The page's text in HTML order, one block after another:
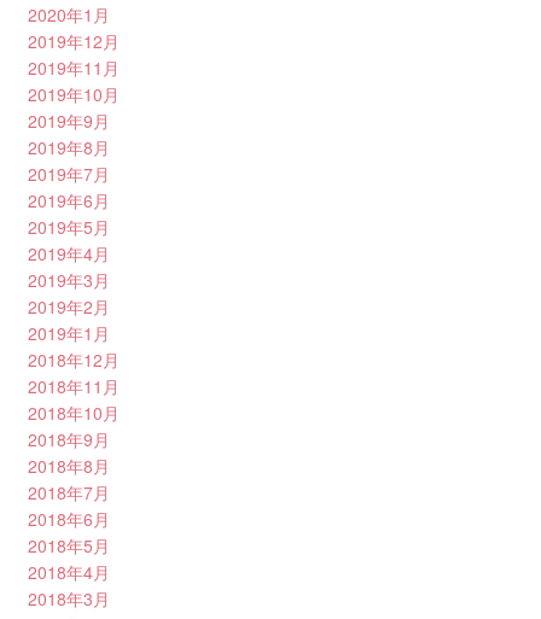
2020年1月
2019年12月
2019年11月
2019年10月
2019年9月
2019年8月
2019年7月
2019年6月
2019年5月
2019年4月
2019年3月
2019年2月
2019年1月
2018年12月
2018年11月
2018年10月
2018年9月
2018年8月
2018年7月
2018年6月
2018年5月
2018年4月
2018年3月